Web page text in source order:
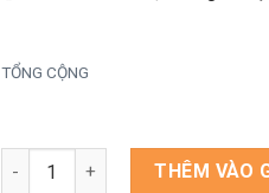
TỔNG CỘNG
Theme wordpress nội thất 02
THÊM VÀO